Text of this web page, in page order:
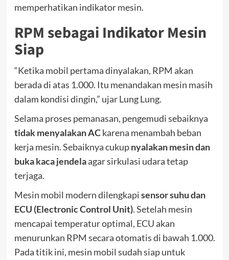
memperhatikan indikator mesin.
RPM sebagai Indikator Mesin
Siap
“Ketika mobil pertama dinyalakan, RPM akan
berada di atas 1.000. Itu menandakan mesin masih
dalam kondisi dingin,” ujar Lung Lung.
Selama proses pemanasan, pengemudi sebaiknya
tidak menyalakan ACkarena menambah beban
kerja mesin. Sebaiknya cukupnyalakan mesin dan
buka kaca jendelaagar sirkulasi udara tetap
terjaga.
Mesin mobil modern dilengkapisensor suhu dan
ECU (Electronic Control Unit). Setelah mesin
mencapai temperatur optimal, ECU akan
menurunkan RPM secara otomatis di bawah 1.000.
Pada titik ini, mesin mobil sudah siap untuk